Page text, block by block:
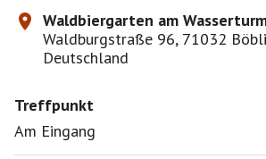
Waldbiergarten am
Waldburgstraße 96, 71032
Deutschland
Treffpunkt
Am Eingang